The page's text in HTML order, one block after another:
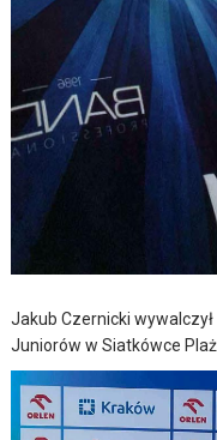
Jakub Czernicki
Juniorów w Siatkówce